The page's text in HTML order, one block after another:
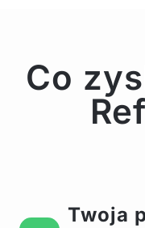
Co
Twoja